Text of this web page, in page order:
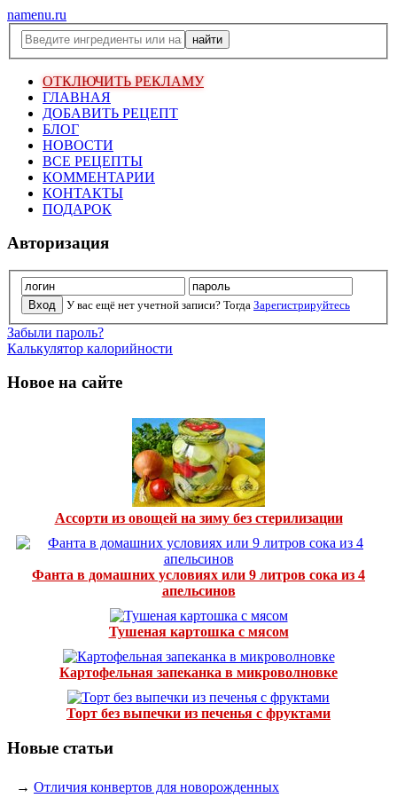
namenu.ru
ОТКЛЮЧИТЬ РЕКЛАМУ
ГЛАВНАЯ
ДОБАВИТЬ РЕЦЕПТ
БЛОГ
НОВОСТИ
ВСЕ РЕЦЕПТЫ
КОММЕНТАРИИ
КОНТАКТЫ
ПОДАРОК
Авторизация
У вас ещё нет учетной записи? Тогда Зарегистрируйтесь
Забыли пароль?
Калькулятор калорийности
Новое на сайте
Ассорти из овощей на зиму без стерилизации
Фанта в домашних условиях или 9 литров сока из 4
апельсинов
Тушеная картошка с мясом
Картофельная запеканка в микроволновке
Торт без выпечки из печенья с фруктами
Новые статьи
→ Отличия конвертов для новорожденных